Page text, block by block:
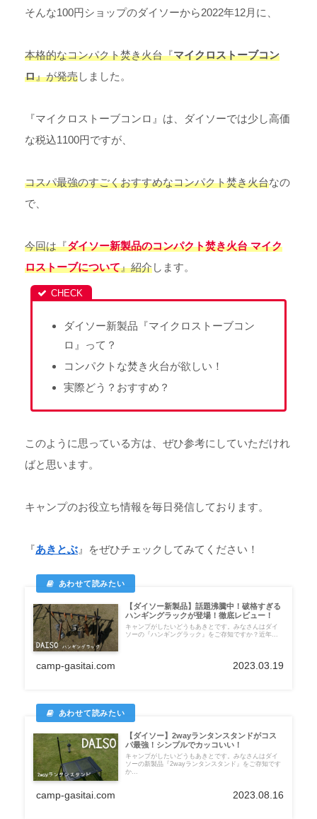
そんな100円ショップのダイソーから2022年12月に、
本格的なコンパクト焚き火台『マイクロストーブコン
ロ』が発売しました。
『マイクロストーブコンロ』は、ダイソーでは少し高価
な税込1100円ですが、
コスパ最強のすごくおすすめなコンパクト焚き火台なの
で、
今回は『ダイソー新製品のコンパクト焚き火台 マイク
ロストーブについて』紹介します。
ダイソー新製品『マイクロストーブコン
ロ』って？
コンパクトな焚き火台が欲しい！
実際どう？おすすめ？
このように思っている方は、ぜひ参考にしていただけれ
ばと思います。
キャンプのお役立ち情報を毎日発信しております。
『あきとぶ 』をぜひチェックしてみてください！
【ダイソー新製品】話題沸騰中！破格すぎる
ハンギングラックが登場！徹底レビュー！
キャンプがしたいどうもあきとです。みなさんはダイ
ソーの『ハンギングラック』をご存知ですか？近年...
camp-gasitai.com 2023.03.19
【ダイソー】2wayランタンスタンドがコス
パ最強！シンプルでカッコいい！
キャンプがしたいどうもあきとです。みなさんはダイ
ソーの新製品『2wayランタンスタンド』をご存知です
か...
camp-gasitai.com 2023.08.16